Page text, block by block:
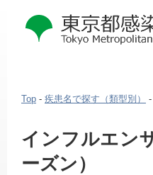
Top - 疾患名で探す（類型別） -
本
文
こ
インフルエン
ーズン）